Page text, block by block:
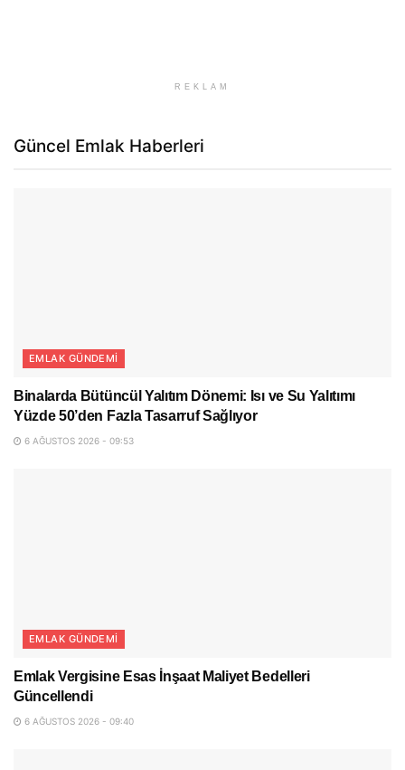
REKLAM
Güncel Emlak Haberleri
EMLAK GÜNDEMI
Binalarda Bütüncül Yalıtım Dönemi: Isı ve Su Yalıtımı
Yüzde 50’den Fazla Tasarruf Sağlıyor
6 AĞUSTOS 2026 - 09:53
EMLAK GÜNDEMI
Emlak Vergisine Esas İnşaat Maliyet Bedelleri
Güncellendi
6 AĞUSTOS 2026 - 09:40